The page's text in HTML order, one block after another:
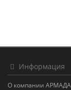
Информация
О компании АРМАДА